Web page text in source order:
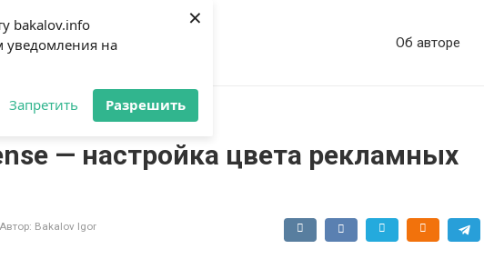
bakalov.info
уведомления на
Запретить Разрешить
×
Бакалова Об авторе
— настройка цвета рекламных
Автор: Bakalov Igor